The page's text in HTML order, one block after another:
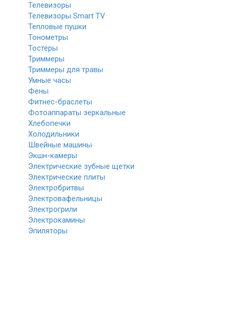
Телевизоры
Телевизоры Smart TV
Тепловые пушки
Тонометры
Тостеры
Триммеры
Триммеры для травы
Умные часы
Фены
Фитнес-браслеты
Фотоаппараты зеркальные
Хлебопечки
Холодильники
Швейные машины
Экшн-камеры
Электрические зубные щетки
Электрические плиты
Электробритвы
Электровафельницы
Электрогрили
Электрокамины
Эпиляторы